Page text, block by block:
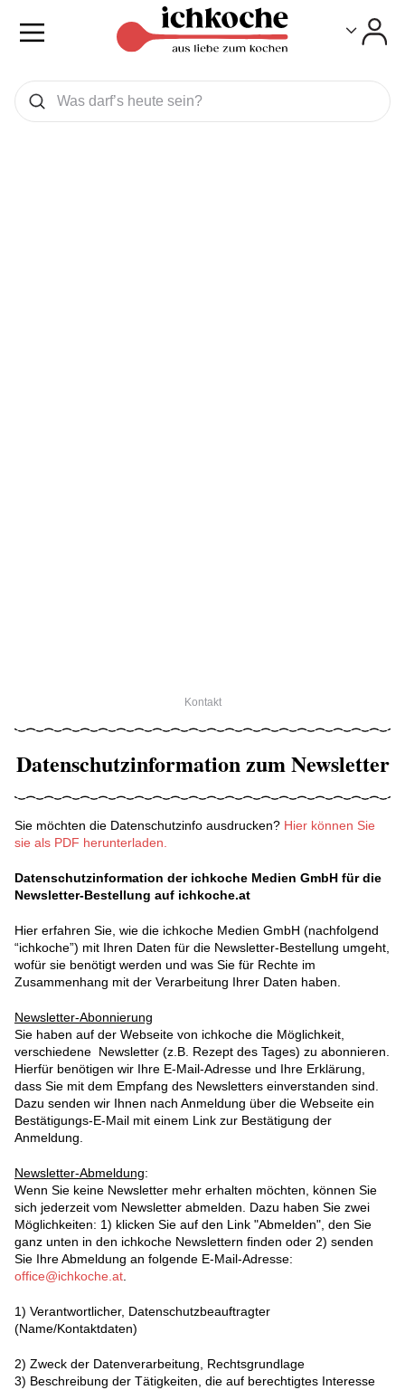
Was wollen Sie suchen
Suchen
Kontakt
Datenschutzinformation zum Newsletter
Sie möchten die Datenschutzinfo ausdrucken? Hier können Sie
sie als PDF herunterladen.
Datenschutzinformation der ichkoche Medien GmbH für die
Newsletter-Bestellung auf ichkoche.at
Hier erfahren Sie, wie die ichkoche Medien GmbH (nachfolgend
“ichkoche”) mit Ihren Daten für die Newsletter-Bestellung umgeht,
wofür sie benötigt werden und was Sie für Rechte im
Zusammenhang mit der Verarbeitung Ihrer Daten haben.
Newsletter-Abonnierung
Sie haben auf der Webseite von ichkoche die Möglichkeit,
verschiedene Newsletter (z.B. Rezept des Tages) zu abonnieren.
Hierfür benötigen wir Ihre E-Mail-Adresse und Ihre Erklärung,
dass Sie mit dem Empfang des Newsletters einverstanden sind.
Dazu senden wir Ihnen nach Anmeldung über die Webseite ein
Bestätigungs-E-Mail mit einem Link zur Bestätigung der
Anmeldung.
Newsletter-Abmeldung:
Wenn Sie keine Newsletter mehr erhalten möchten, können Sie
sich jederzeit vom Newsletter abmelden. Dazu haben Sie zwei
Möglichkeiten: 1) klicken Sie auf den Link "Abmelden", den Sie
ganz unten in den ichkoche Newslettern finden oder 2) senden
Sie Ihre Abmeldung an folgende E-Mail-Adresse:
office@ichkoche.at.
1) Verantwortlicher, Datenschutzbeauftragter
(Name/Kontaktdaten)
2) Zweck der Datenverarbeitung, Rechtsgrundlage
3) Beschreibung der Tätigkeiten, die auf berechtigtes Interesse